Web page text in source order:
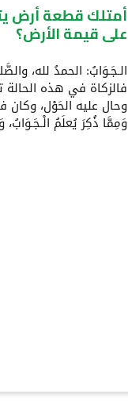
أمتلك قطعة أرض
على قيمة الأرض؟
الـجَـوَابُ: الحمدُ لله،
وحال عليه الحَوْل، وكان
وَمِمَّا ذُكِرَ يُعلَمُ